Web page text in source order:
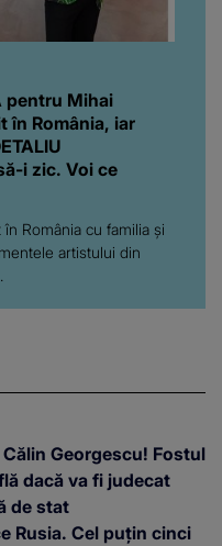
pentru Mihai
în România, iar
i zic. Voi ce
România cu familia și
artistului din
Georgescu! Fostul
dacă va fi judecat
de stat
Rusia. Cel puțin cinci